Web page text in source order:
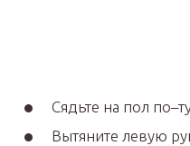
Сядьте на пол
Вытяните левую